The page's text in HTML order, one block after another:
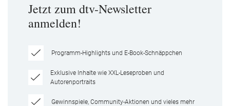
Jetzt zum dtv-Newsletter
anmelden!
Programm-Highlights und E-Book-Schnäppchen
Exklusive Inhalte wie XXL-Leseproben und
Autorenportraits
Gewinnspiele, Community-Aktionen und vieles mehr